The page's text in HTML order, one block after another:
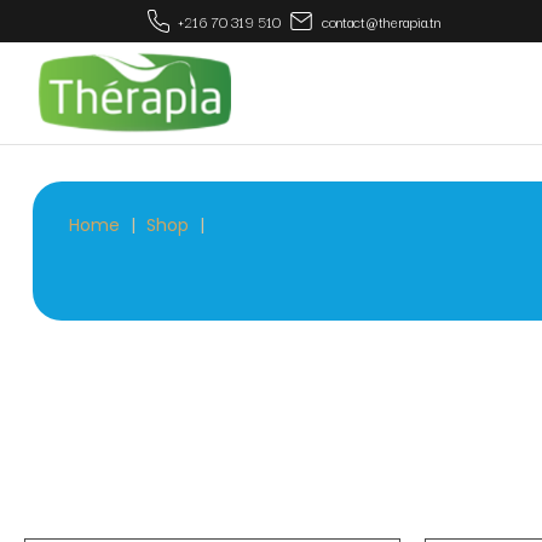
+216 70 319 510 contact@therapia.tn
Gestion du stress
Défenses immunitaires
Beauté
⁠Gestion du poids
Home Shop